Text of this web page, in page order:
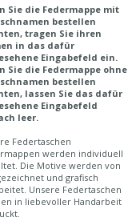
Sie die Federmappe mit
bestellen
tragen Sie ihren
in das dafür
Eingabefeld ein.
Sie die Federmappe ohne
bestellen
lassen Sie das dafür
Eingabefeld
leer.
Federtaschen
werden individuell
Die Motive werden von
und grafisch
Unsere Federtaschen
in liebevoller Handarbeit